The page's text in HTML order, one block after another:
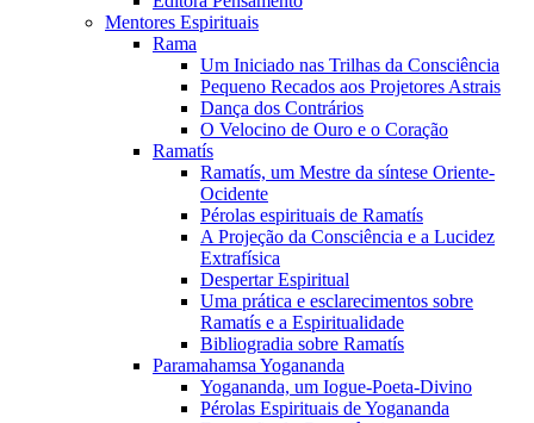
Mentores Espirituais
Rama
Um Iniciado nas Trilhas da Consciência
Pequeno Recados aos Projetores Astrais
Dança dos Contrários
O Velocino de Ouro e o Coração
Ramatís
Ramatís, um Mestre da síntese Oriente-
Ocidente
Pérolas espirituais de Ramatís
A Projeção da Consciência e a Lucidez
Extrafísica
Despertar Espiritual
Uma prática e esclarecimentos sobre
Ramatís e a Espiritualidade
Bibliogradia sobre Ramatís
Paramahamsa Yogananda
Yogananda, um Iogue-Poeta-Divino
Pérolas Espirituais de Yogananda